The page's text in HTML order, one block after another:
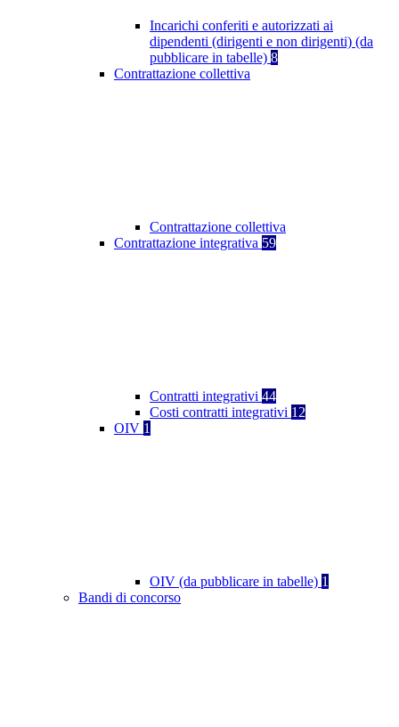
Incarichi conferiti e autorizzati ai
dipendenti (dirigenti e non dirigenti) (da
pubblicare in tabelle) 8
Contrattazione collettiva
Contrattazione collettiva
Contrattazione integrativa 59
Contratti integrativi 44
Costi contratti integrativi 12
OIV 1
OIV (da pubblicare in tabelle) 1
Bandi di concorso